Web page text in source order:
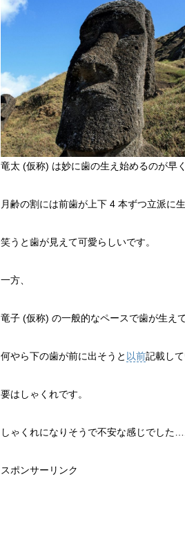
竜太 (仮称) は妙に歯の生え始めるのが早く
月齢の割には前歯が上下 4 本ずつ立派に生
笑うと歯が見えて可愛らしいです。
一方、
竜子 (仮称) の一般的なペースで歯が生え
何やら下の歯が前に出そうと 以前記載して
要はしゃくれです。
しゃくれになりそうで不安な感じでした…
スポンサーリンク